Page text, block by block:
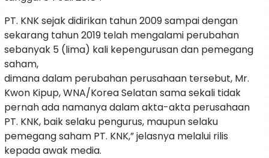
PT. KNK sejak didirikan tahun 2009 sampai dengan
sekarang tahun 2019 telah mengalami perubahan
sebanyak 5 (lima) kali kepengurusan dan pemegang
saham,
dimana dalam perubahan perusahaan tersebut, Mr.
Kwon Kipup, WNA/Korea Selatan sama sekali tidak
pernah ada namanya dalam akta-akta perusahaan
PT. KNK, baik selaku pengurus, maupun selaku
pemegang saham PT. KNK,” jelasnya melalui rilis
kepada awak media.